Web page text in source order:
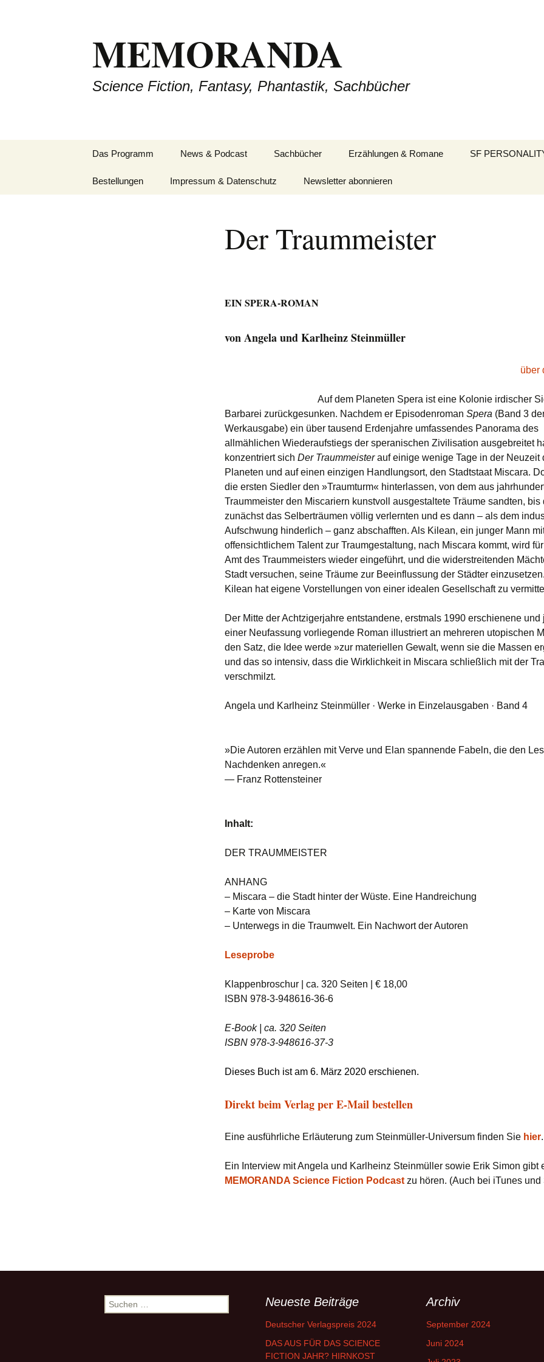
MEMORANDA
Science Fiction, Fantasy, Phantastik, Sachbücher
springen
Das Programm News & Podcast Sachbücher Erzählungen & Romane SF
SFP27: James
Jr. – Zwischen
Entfremdung,
Tod
SFP28: Harry
– Weltenbummler
Witzbold
Ältere Ausgaben
Bestellungen Impressum & Datenschutz Newsletter abonnieren
Der Traummeister
EIN SPERA-ROMAN
von Angela und Karlheinz Steinmüller
über
Auf dem Planeten Spera ist eine Kolonie irdischer
Barbarei zurückgesunken. Nachdem er Episodenroman Spera (Band 3
Werkausgabe) ein über tausend Erdenjahre umfassendes Panorama des
allmählichen Wiederaufstiegs der speranischen Zivilisation ausgebreitet
konzentriert sich Der Traummeisterauf einige wenige Tage in der Neuzeit
Planeten und auf einen einzigen Handlungsort, den Stadtstaat Miscara.
die ersten Siedler den »Traumturm« hinterlassen, von dem aus
Traummeister den Miscariern kunstvoll ausgestaltete Träume sandten, bis
zunächst das Selberträumen völlig verlernten und es dann – als dem
Aufschwung hinderlich – ganz abschafften. Als Kilean, ein junger Mann
offensichtlichem Talent zur Traumgestaltung, nach Miscara kommt, wird
Amt des Traummeisters wieder eingeführt, und die widerstreitenden
Stadt versuchen, seine Träume zur Beeinflussung der Städter
Kilean hat eigene Vorstellungen von einer idealen Gesellschaft zu
Der Mitte der Achtzigerjahre entstandene, erstmals 1990 erschienene und
einer Neufassung vorliegende Roman illustriert an mehreren utopischen
den Satz, die Idee werde »zur materiellen Gewalt, wenn sie die Massen
und das so intensiv, dass die Wirklichkeit in Miscara schließlich mit der
verschmilzt.
Angela und Karlheinz Steinmüller · Werke in Einzelausgaben · Band 4
»Die Autoren erzählen mit Verve und Elan spannende Fabeln, die den
Nachdenken anregen.«
— Franz Rottensteiner
Inhalt:
DER TRAUMMEISTER
ANHANG
– Miscara – die Stadt hinter der Wüste. Eine Handreichung
– Karte von Miscara
– Unterwegs in die Traumwelt. Ein Nachwort der Autoren
Leseprobe
Klappenbroschur | ca. 320 Seiten | € 18,00
ISBN 978-3-948616-36-6
E-Book | ca. 320 Seiten
ISBN 978-3-948616-37-3
Dieses Buch ist am 6. März 2020 erschienen.
Direkt beim Verlag per E-Mail bestellen
Eine ausführliche Erläuterung zum Steinmüller-Universum finden Sie hier.
Ein Interview mit Angela und Karlheinz Steinmüller sowie Erik Simon gibt
MEMORANDA Science Fiction Podcast zu hören. (Auch bei iTunes und
Suchen
nach:
Neueste Beiträge
Deutscher Verlagspreis 2024
DAS AUS FÜR DAS SCIENCE
FICTION JAHR? HIRNKOST
Archiv
September 2024
Juni 2024